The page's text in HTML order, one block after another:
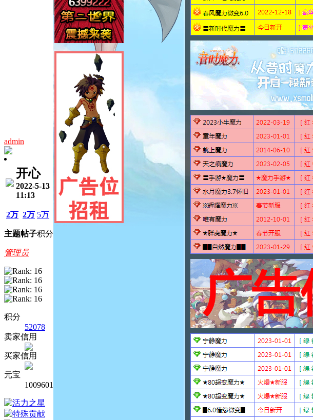
admin
开心
2022-5-13
11:13
2万
主题
2万
帖子
5万
积分
管理员
积分
52078
卖家信用
买家信用
元宝
1009601